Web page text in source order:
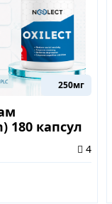
250мг
180 капсул
4